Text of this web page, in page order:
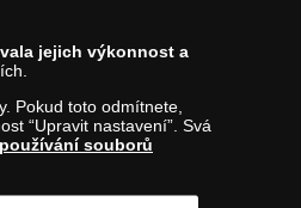
jejich výkonnost a
Pokud toto odmítnete,
“Upravit nastavení”. Svá
souborů